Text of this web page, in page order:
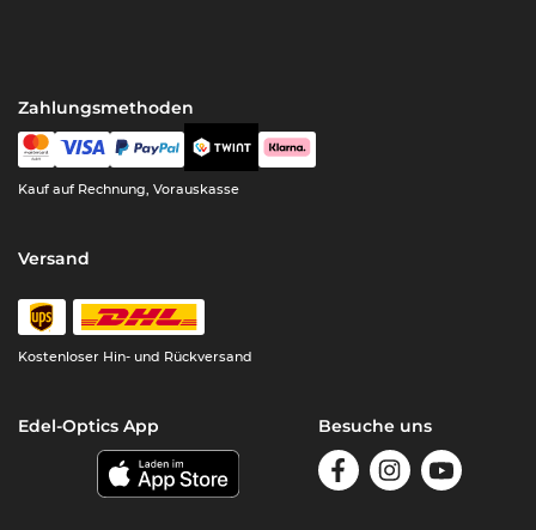
Zahlungsmethoden
Kauf auf Rechnung, Vorauskasse
Versand
Kostenloser Hin- und Rückversand
Edel-Optics App Besuche uns